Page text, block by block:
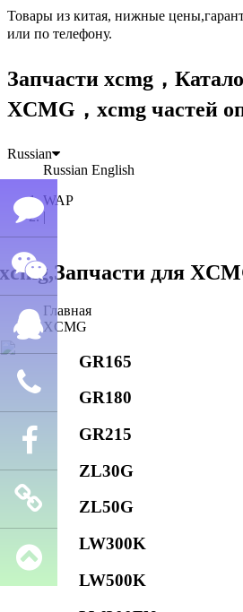
Товары из китая, нижные
или по телефону.
Запчасти xcmg，
XCMG，xcmg частей
Russian
Russian English
WAP
|
Главная
XCMG
GR165
GR180
GR215
ZL30G
ZL50G
LW300K
LW500K
Семён
лю
WeChat
QQ
Телефон
Facebook
Запчасти